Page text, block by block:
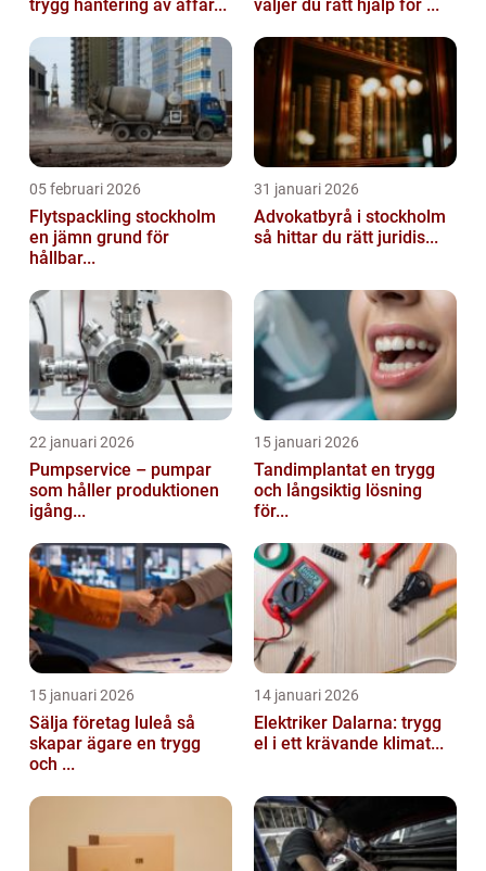
trygg hantering av affär... väljer du rätt hjälp för ...
05 februari 2026
Flytspackling stockholm
en jämn grund för
hållbar...
31 januari 2026
Advokatbyrå i stockholm
så hittar du rätt juridis...
22 januari 2026
Pumpservice – pumpar
som håller produktionen
igång...
15 januari 2026
Tandimplantat en trygg
och långsiktig lösning
för...
15 januari 2026
Sälja företag luleå så
skapar ägare en trygg
och ...
14 januari 2026
Elektriker Dalarna: trygg
el i ett krävande klimat...